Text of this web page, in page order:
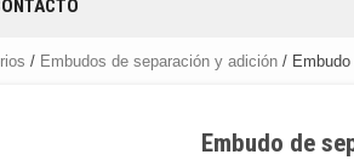
/ Embudos de separación y adición /
Embudo de